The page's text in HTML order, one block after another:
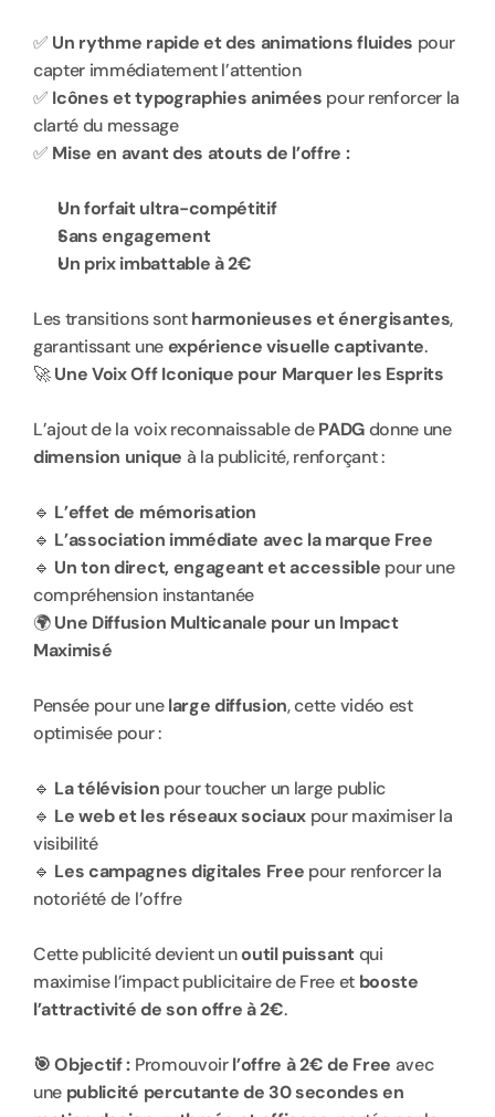
✅ Un rythme rapide et des animations fluides pour
capter immédiatement l’attention
✅ Icônes et typographies animées pour renforcer la
clarté du message
✅ Mise en avant des atouts de l’offre :
Un forfait ultra-compétitif
Sans engagement
Un prix imbattable à 2€
Les transitions sont harmonieuses et énergisantes,
garantissant une expérience visuelle captivante.
🚀 Une Voix Off Iconique pour Marquer les Esprits
L’ajout de la voix reconnaissable de PADG
donne une
dimension unique à la publicité, renforçant :
🔹 L’effet de mémorisation
🔹 L’association immédiate avec la marque Free
🔹 Un ton direct, engageant et accessible pour une
compréhension instantanée
🌍 Une Diffusion Multicanale pour un Impact
Maximisé
Pensée pour une large diffusion, cette vidéo est
optimisée pour :
🔹 La télévision pour toucher un large public
🔹 Le web et les réseaux sociaux pour maximiser la
visibilité
🔹 Les campagnes digitales Free pour renforcer la
notoriété de l’offre
Cette publicité devient un outil puissant qui
maximise l’impact publicitaire de Free et booste
l’attractivité de son offre à 2€.
🎯 Objectif : Promouvoir l’offre à 2€ de Free avec
une publicité percutante de 30 secondes en